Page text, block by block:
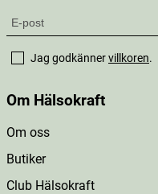
Jag godkännervillkoren.
Om Hälsokraft
Om oss
Butiker
Club Hälsokraft